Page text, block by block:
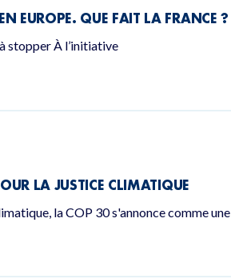
EUROPE. QUE FAIT LA FRANCE ?
stopper À l’initiative
LA JUSTICE CLIMATIQUE
la COP 30 s'annonce comme une